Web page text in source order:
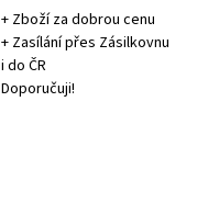
+ Zboží za dobrou cenu
+ Zasílání přes Zásilkovnu
i do ČR
Doporučuji!